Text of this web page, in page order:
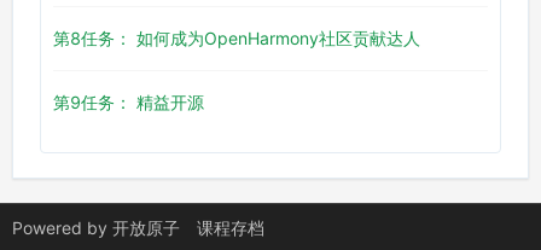
第8任务： 如何成为OpenHarmony社区贡献达人
第9任务： 精益开源
Powered by 开放原子
课程存档